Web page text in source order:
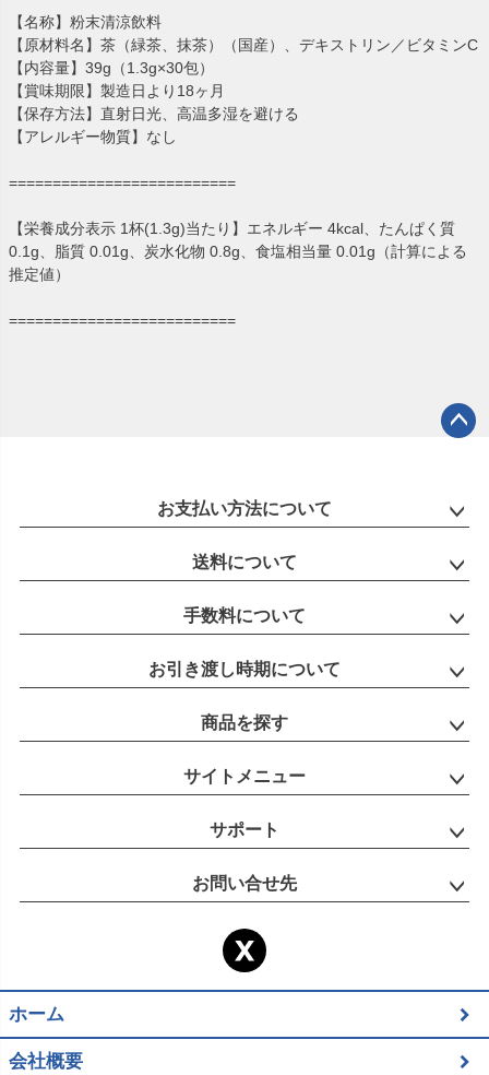
【名称】粉末清涼飲料
【原材料名】茶（緑茶、抹茶）（国産）、デキストリン／ビタミンC
【内容量】39g（1.3g×30包）
【賞味期限】製造日より18ヶ月
【保存方法】直射日光、高温多湿を避ける
【アレルギー物質】なし
==========================
【栄養成分表示 1杯(1.3g)当たり】エネルギー 4kcal、たんぱく質
0.1g、脂質 0.01g、炭水化物 0.8g、食塩相当量 0.01g（計算による
推定値）
==========================
へ
お支払い方法について
送料について
手数料について
お引き渡し時期について
商品を探す
サイトメニュー
サポート
お問い合せ先
ホーム
会社概要